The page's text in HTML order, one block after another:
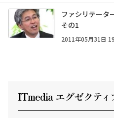
ファシリテータ
その1
2011年05月31日
ITmedia エグゼクティ